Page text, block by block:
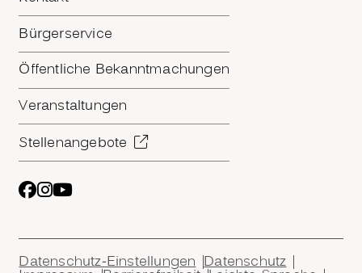
Bürgerservice
Öffentliche Bekanntmachungen
Veranstaltungen
Stellenangebote
Datenschutz-Einstellungen Datenschutz